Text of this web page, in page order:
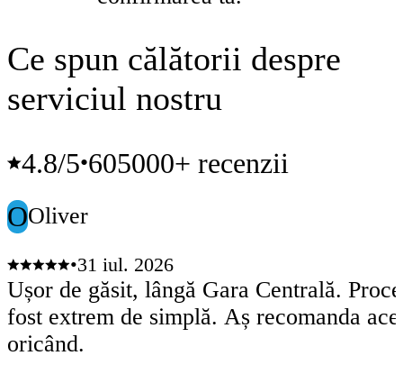
Ce spun călătorii despre
serviciul nostru
4.8/5•605000+ recenzii
OOliver
•31 iul. 2026
Ușor de găsit, lângă Gara Centrală.
fost extrem de simplă. Aș recomanda
oricând.